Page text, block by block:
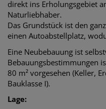
direkt ins Erholungsgebiet
Naturliebhaber.
Das Grundstück ist den
einen Autoabstellplatz,
Eine Neubebauung ist
Bebauungsbestimmungen
80 m² vorgesehen (Keller,
Bauklasse I).
Lage: